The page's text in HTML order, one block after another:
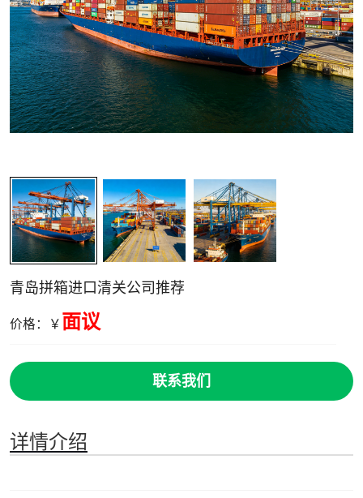
青岛拼箱进口清关公司推荐
价格：￥ 面议
联系我们
详情介绍